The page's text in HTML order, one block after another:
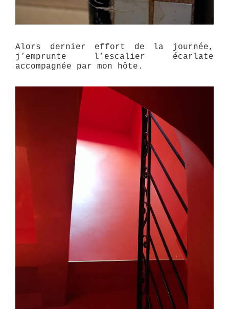
Alors dernier effort de la journée,
j’emprunte l’escalier écarlate
accompagnée par mon hôte.